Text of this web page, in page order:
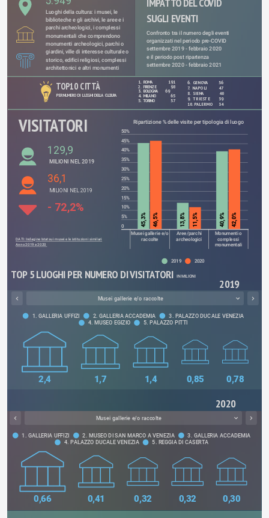
IMPATTO DEL COVID
SUGLI EVENTI
Luoghi della cultura: i musei, le
biblioteche e gli archivi, le aree e i
parchi archeologici, i complessi
monumentali che comprendono
monumenti archeologici, parchi o
giardini, ville di interesse culturale o
storico, edifici religiosi, complessi
architettonici e altri monumenti
Confronto tra il numero degli eventi
organizzati nel periodo pre-COVID
settembre 2019 - febbraio 2020
e il periodo post ripartenza
settembre 2020 - febbraio 2021
TOP10 CITTÀ 1. ROMA	    191
2. FIRENZE	      98
3. BOLOGNA      69
4. MILANO	      65
5. TORINO	      57
6.  GENOVA	  56
7.  NAPOLI	  47
8.  SIENA	           40
9.  TRIESTE	  39
10. PALERMO	  34
PER NUMERO DI  LUOGHI DELLA CULTURA
VISITATORI Ripartizione % delle visite per tipologia di luogo
50%
45%
40%
35%
30%
25%
20%
15%
10%
5%
0
Musei gallerie e/o
raccolte
Aree/parchi
archeologici
Monumenti o
complessi
monumentali
45,3% 46,5% 13,8% 11,5% 40,9% 42,0%
2019 2020
129,9
MILIONI NEL 2019
36,1
MILIONI NEL 2019
- 72,2%
DATI: Indagine Istat sui musei e le istituzioni similari
Anno 2019 e 2020
TOP 5 LUOGHI PER NUMERO DI VISITATORI IN MILIONI
2019
Musei gallerie e/o raccolte
1. GALLERIA UFFIZI 2. GALLERIA ACCADEMIA 3. PALAZZO DUCALE VENEZIA
4. MUSEO EGIZIO 5. PALAZZO PITTI
2,4 1,7 1,4 0,85 0,78
2020
Musei gallerie e/o raccolte
1. GALLERIA UFFIZI 2. MUSEO DI SAN MARCO A VENEZIA
3. GALLERIA ACCADEMIA
4. PALAZZO DUCALE VENEZIA
5. REGGIA DI CASERTA
0,66 0,41 0,32 0,32 0,30